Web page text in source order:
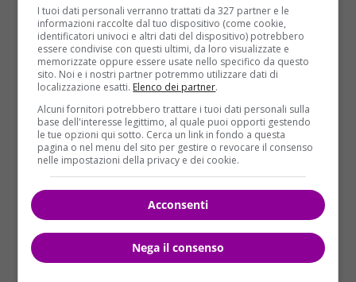
compromette la sicurezza e il benessere dei nostri
studenti e la fiducia della nostra comunità non potrà
mai essere tollerato».Il dettaglio più inquietante è
che Briana potrebbe non essere alla sua prima
esperienza con un allievo: secondo la polizia, infatti,
era stata aperta un’inchiesta su di lei per rapporti
sessuali con un altro studente, ma l‘indagine era
stata fermata perché non era stata sporta alcuna
denuncia.
I tuoi dati personali verranno trattati da 327 partner e le
informazioni raccolte dal tuo dispositivo (come cookie,
identificatori univoci e altri dati del dispositivo) potrebbero
essere condivise con questi ultimi, da loro visualizzate e
memorizzate oppure essere usate nello specifico da questo
sito. Noi e i nostri partner potremmo utilizzare dati di
localizzazione esatti. Elenco dei partner.
Alcuni fornitori potrebbero trattare i tuoi dati personali sulla
base dell'interesse legittimo, al quale puoi opporti gestendo
le tue opzioni qui sotto. Cerca un link in fondo a questa
pagina o nel menu del sito per gestire o revocare il consenso
nelle impostazioni della privacy e dei cookie.
Acconsenti
Nega il consenso